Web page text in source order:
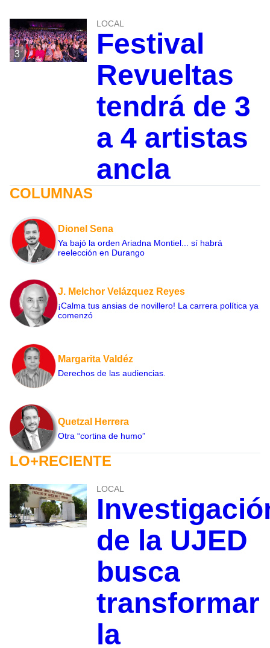
3
LOCAL
Festival
Revueltas
tendrá de 3
a 4 artistas
ancla
COLUMNAS
Dionel Sena
Ya bajó la orden Ariadna Montiel... sí habrá
reelección en Durango
J. Melchor Velázquez Reyes
¡Calma tus ansias de novillero! La carrera política ya
comenzó
Margarita Valdéz
Derechos de las audiencias.
Quetzal Herrera
Otra “cortina de humo”
LO+RECIENTE
LOCAL
de la UJED
busca
transformar
la